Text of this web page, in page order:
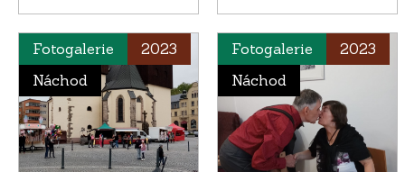
Fotogalerie
2023
Náchod
Fotogalerie
2023
Náchod